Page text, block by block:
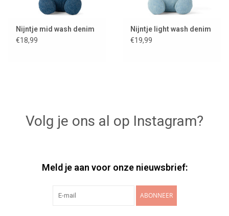
Nijntje mid wash denim
€18,99
Nijntje light wash denim
€19,99
Volg je ons al op Instagram?
Meld je aan voor onze nieuwsbrief:
ABONNEER